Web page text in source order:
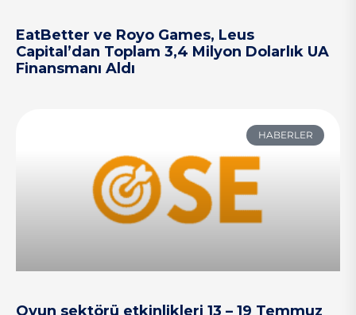
EatBetter ve Royo Games, Leus
Capital’dan Toplam 3,4 Milyon Dolarlık UA
Finansmanı Aldı
HABERLER
Oyun sektörü etkinlikleri 13 – 19 Temmuz